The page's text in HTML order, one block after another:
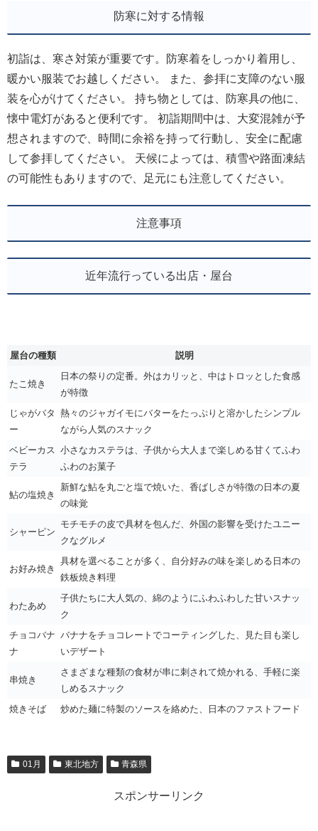
防寒に対する情報
初詣は、寒さ対策が重要です。防寒着をしっかり着用し、
暖かい服装でお越しください。 また、参拝に支障のない服
装を心がけてください。 持ち物としては、防寒具の他に、
懐中電灯があると便利です。 初詣期間中は、大変混雑が予
想されますので、時間に余裕を持って行動し、安全に配慮
して参拝してください。 天候によっては、積雪や路面凍結
の可能性もありますので、足元にも注意してください。
注意事項
近年流行っている出店・屋台
屋台の種類 説明
たこ焼き
日本の祭りの定番。外はカリッと、中はトロッとした食感
が特徴
じゃがバタ
ー
熱々のジャガイモにバターをたっぷりと溶かしたシンプル
ながら人気のスナック
ベビーカス
テラ
小さなカステラは、子供から大人まで楽しめる甘くてふわ
ふわのお菓子
鮎の塩焼き
新鮮な鮎を丸ごと塩で焼いた、香ばしさが特徴の日本の夏
の味覚
シャーピン
モチモチの皮で具材を包んだ、外国の影響を受けたユニー
クなグルメ
お好み焼き
具材を選べることが多く、自分好みの味を楽しめる日本の
鉄板焼き料理
わたあめ
子供たちに大人気の、綿のようにふわふわした甘いスナッ
ク
チョコバナ
ナ
バナナをチョコレートでコーティングした、見た目も楽し
いデザート
串焼き
さまざまな種類の食材が串に刺されて焼かれる、手軽に楽
しめるスナック
焼きそば
炒めた麺に特製のソースを絡めた、日本のファストフード
01月 東北地方 青森県
スポンサーリンク